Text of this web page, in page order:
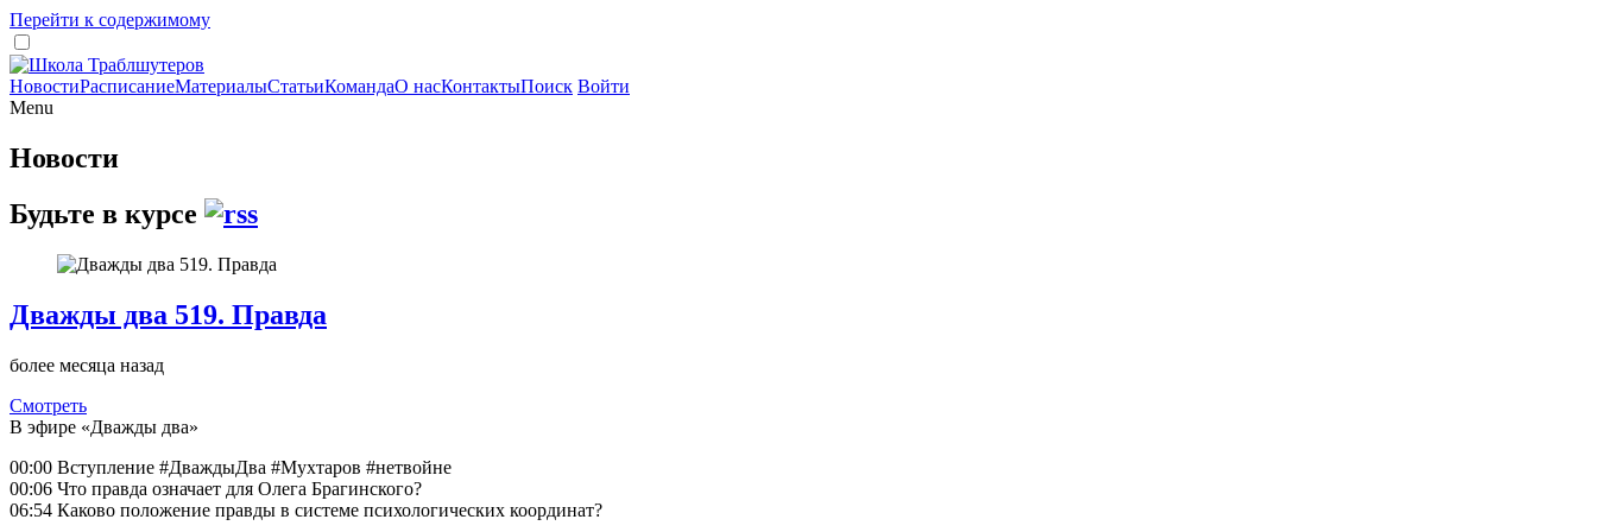
Перейти к содержимому
НовостиРасписаниеМатериалыСтатьиКомандаО насКонтактыПоиск Войти
Menu
Новости
Будьте в курсе
Дважды два 519. Правда
более месяца назад
Смотреть
В эфире «Дважды два»
00:00 Вступление #ДваждыДва #Мухтаров #нетвойне
00:06 Что правда означает для Олега Брагинского?
06:54 Каково положение правды в системе психологических координат?